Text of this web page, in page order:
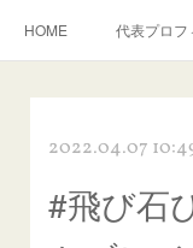
HOME 代表プロフ
飛び石施工料金について
当店へのアクセス
2022.04.07
#飛び石